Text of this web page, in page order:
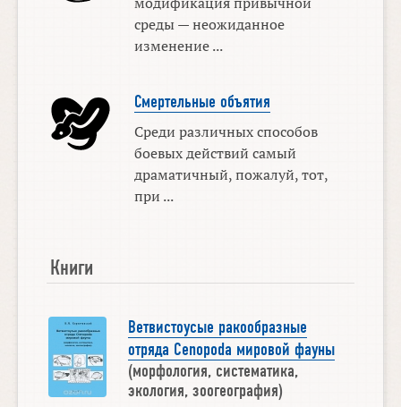
среды — неожиданное
изменение ...
Смертельные объятия
Среди различных способов
боевых действий самый
драматичный, пожалуй, тот,
при ...
Книги
Ветвистоусые ракообразные
отряда Cenopoda мировой фауны
(морфология, систематика,
экология, зоогеография)